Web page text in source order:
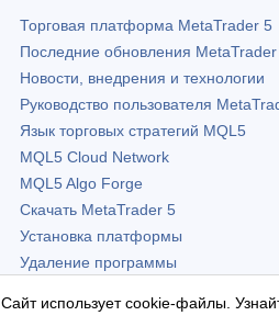
Торговая платформа MetaTrader 5
Последние обновления
Новости, внедрения и технологии
Руководство пользователя
Язык торговых стратегий MQL5
MQL5 Cloud Network
MQL5 Algo Forge
Скачать MetaTrader 5
Установка платформы
Удаление программы
Сайт использует cookie-файлы.